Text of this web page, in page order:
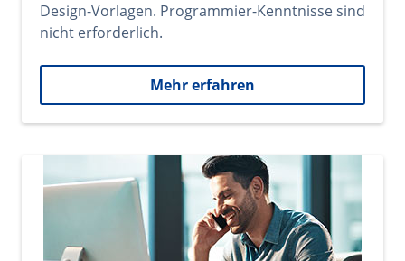
Design-Vorlagen. Programmier-Kenntnisse sind
nicht erforderlich.
Mehr erfahren